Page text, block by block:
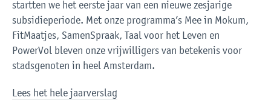
startten we het eerste jaar van een nieuwe zesjarige
subsidieperiode. Met onze programma’s Mee in Mokum,
FitMaatjes, SamenSpraak, Taal voor het Leven en
PowerVol bleven onze vrijwilligers van betekenis voor
stadsgenoten in heel Amsterdam.
Lees het hele jaarverslag